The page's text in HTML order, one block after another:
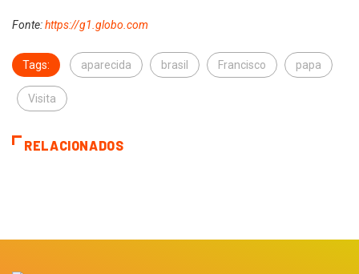
Fonte:https://g1.globo.com
Tags: aparecida brasil Francisco papa
Visita
RELACIONADOS